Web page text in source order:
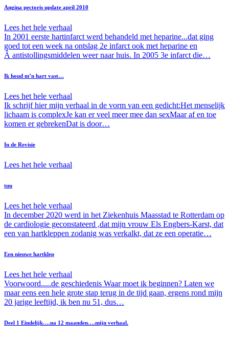
Angina pectoris update april 2010
Lees het hele verhaal
In 2001 eerste hartinfarct werd behandeld met heparine...dat ging
goed tot een week na ontslag 2e infarct ook met heparine en
Â antistollingsmiddelen weer naar huis. In 2005 3e infarct die…
Ik houd m’n hart vast…
Lees het hele verhaal
Ik schrijf hier mijn verhaal in de vorm van een gedicht:Het menselijk
lichaam is complexJe kan er veel meer mee dan sexMaar af en toe
komen er gebrekenDat is door…
In de Revisie
Lees het hele verhaal
tuu
Lees het hele verhaal
In december 2020 werd in het Ziekenhuis Maasstad te Rotterdam op
de cardiologie geconstateerd ,dat mijn vrouw Els Engbers-Karst, dat
een van hartkleppen zodanig was verkalkt, dat ze een operatie…
Een nieuwe hartklep
Lees het hele verhaal
Voorwoord.....de geschiedenis Waar moet ik beginnen? Laten we
maar eens een hele grote stap terug in de tijd gaan, ergens rond mijn
20 jarige leeftijd, ik ben nu 51, dus…
Deel 1 Eindelijk….na 12 maanden….mijn verhaal.